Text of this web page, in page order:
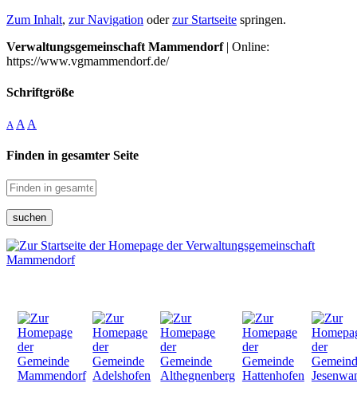
Zum Inhalt, zur Navigation oderzur Startseite springen.
Verwaltungsgemeinschaft Mammendorf| Online:
https://www.vgmammendorf.de/
Schriftgröße
A A A
Finden in gesamter Seite
suchen